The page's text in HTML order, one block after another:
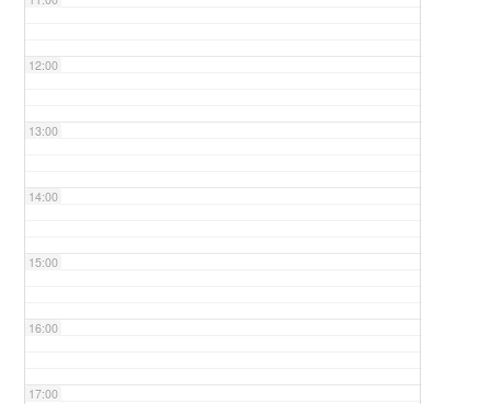
12:00
13:00
14:00
15:00
16:00
17:00